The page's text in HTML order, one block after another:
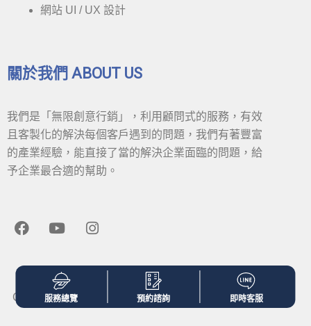
網站 UI / UX 設計
關於我們 ABOUT US
我們是「無限創意行銷」，利用顧問式的服務，有效
且客製化的解決每個客戶遇到的問題，我們有著豐富
的產業經驗，能直接了當的解決企業面臨的問題，給
予企業最合適的幫助。
F
a
e
o
Y
o
t
u
b
e
I
n
t
r
服務總覽 預約諮詢 即時客服
隱私權政策
Copyright © 2020 無限創意行銷. All Rights Reserved.